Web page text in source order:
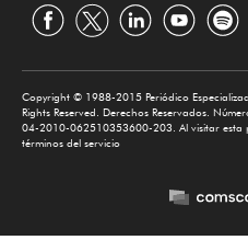
Copyright © 1988-2015 Periódico
Rights Reserved. Derechos Reservados.
04-2010-062510353600-203. Al visitar esta
términos del servicio